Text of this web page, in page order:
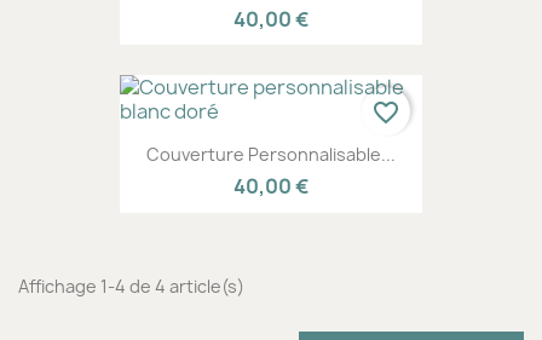
40,00 €
Couverture Personnalisable...
40,00 €
favorite_border
Affichage 1-4 de 4 article(s)